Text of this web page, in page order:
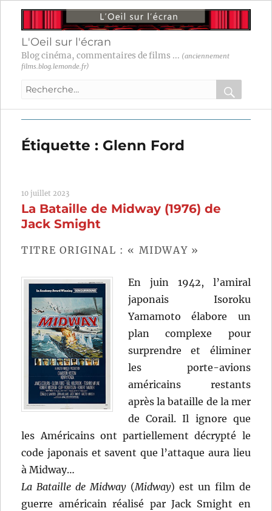
L'Oeil sur l'écran
Blog cinéma, commentaires de films ... (anciennement
films.blog.lemonde.fr)
Recherche
:
OK
Étiquette : Glenn Ford
10 juillet 2023
La Bataille de Midway (1976) de
Jack Smight
TITRE ORIGINAL : « MIDWAY »
En juin 1942, l’amiral
japonais Isoroku
Yamamoto élabore un
plan complexe pour
surprendre et éliminer
les porte-avions
américains restants
après la bataille de la mer
de Corail. Il ignore que
les Américains ont partiellement décrypté le
code japonais et savent que l’attaque aura lieu
à Midway…
La Bataille deMidway(Midway) est un film de
guerre américain réalisé par Jack Smight en